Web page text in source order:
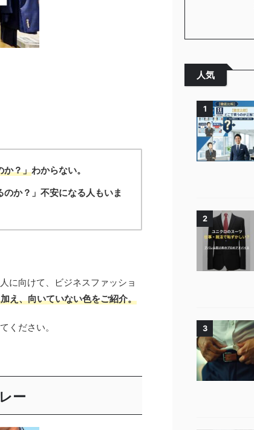
か？」わからない。
か？」不安になる人もいま
に向けて、ビジネスファッショ
え、向いていない色をご紹介。
ください。
ー
人気
1
2
3